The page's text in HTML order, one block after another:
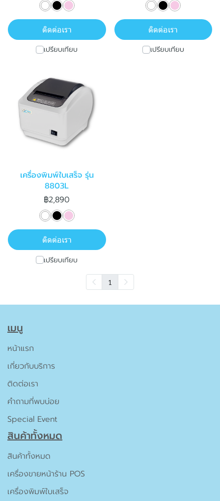
ติดต่อเรา
เปรียบเทียบ
ติดต่อเรา
เปรียบเทียบ
เครื่องพิมพ์ใบเสร็จ รุ่น
8803L
฿2,890
ติดต่อเรา
เปรียบเทียบ
1
เมนู
หน้าแรก
เกี่ยวกับบริการ
ติดต่อเรา
คำถามที่พบบ่อย
Special Event
สินค้าทั้งหมด
สินค้าทั้งหมด
เครื่องขายหน้าร้าน POS
เครื่องพิมพ์ใบเสร็จ